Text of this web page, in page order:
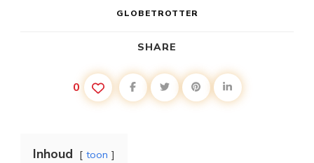
GLOBETROTTER
SHARE
0
Inhoud toon